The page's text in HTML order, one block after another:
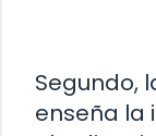
Segundo,
enseña la